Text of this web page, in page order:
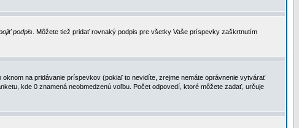
podpis . Môžete tiež pridať rovnaký podpis pre všetky Vaše príspevky zaškrtnutím
oknom na pridávanie príspevkov (pokiaľ to nevidíte, zrejme nemáte oprávnenie vytvárať
kde 0 znamená neobmedzenú voľbu. Počet odpovedí, ktoré môžete zadať, určuje